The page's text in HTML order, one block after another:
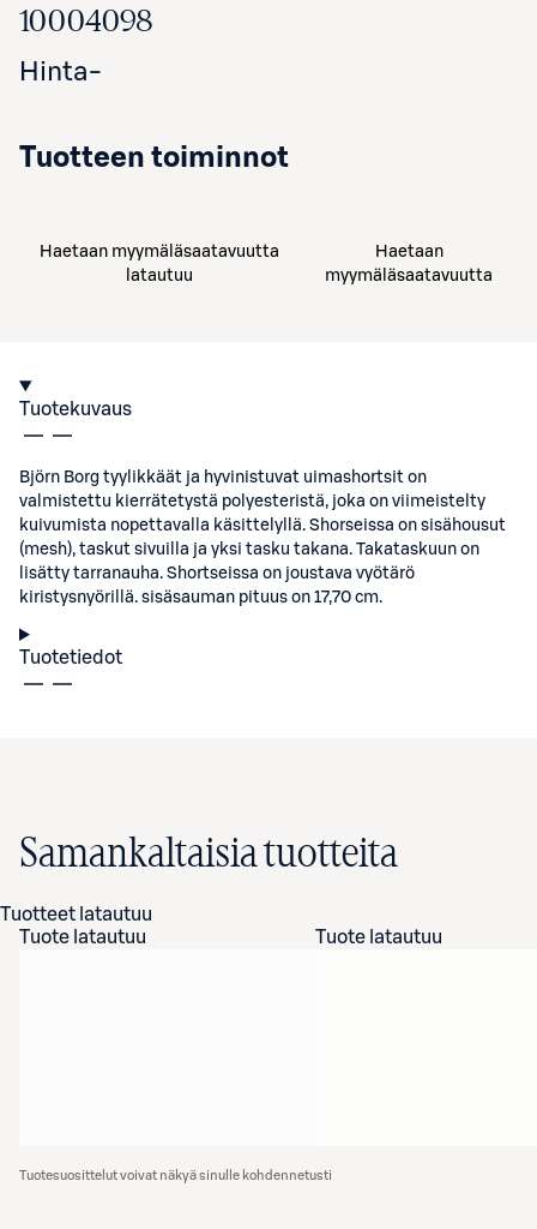
10004098
Hinta-
Tuotteen toiminnot
Haetaan myymäläsaatavuutta
latautuu
Haetaan
myymäläsaatavuutta
Tuotekuvaus
Björn Borg tyylikkäät ja hyvinistuvat uimashortsit on
valmistettu kierrätetystä polyesteristä, joka on viimeistelty
kuivumista nopettavalla käsittelyllä. Shorseissa on sisähousut
(mesh), taskut sivuilla ja yksi tasku takana. Takataskuun on
lisätty tarranauha. Shortseissa on joustava vyötärö
kiristysnyörillä. sisäsauman pituus on 17,70 cm.
Tuotetiedot
Samankaltaisia tuotteita
Tuotteet latautuu
Tuote latautuu
Tuote latautuu
Tuotesuosittelut voivat näkyä sinulle kohdennetusti